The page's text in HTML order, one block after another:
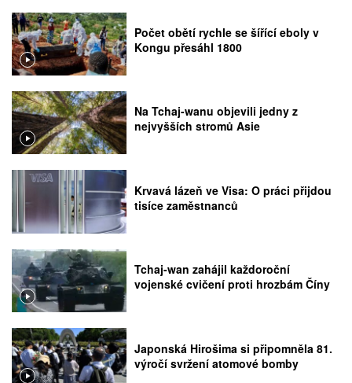
Počet obětí rychle se šířící eboly v
Kongu přesáhl 1800
Na Tchaj-wanu objevili jedny z
nejvyšších stromů Asie
Krvavá lázeň ve Visa: O práci přijdou
tisíce zaměstnanců
Tchaj-wan zahájil každoroční
vojenské cvičení proti hrozbám Číny
Japonská Hirošima si připomněla 81.
výročí svržení atomové bomby